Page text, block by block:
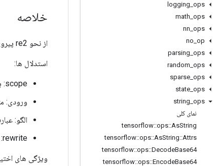
logging ops
math ops
nn ops
no op
parsing ops
random ops
sparse ops
state ops
string ops
نمای کلی
tensorflow::ops::AsString
tensorflow::ops::AsString::Attrs
tensorflow::ops::DecodeBase64
tensorflow::ops::EncodeBase64
خلاصه
از نحو re2 پیروی می کند (
استدلال ها:
scope: یک شی
ورودی:
الگو:
rewrite: رشته بازنویسی که باید جایگزین عبارت
ویژگی های